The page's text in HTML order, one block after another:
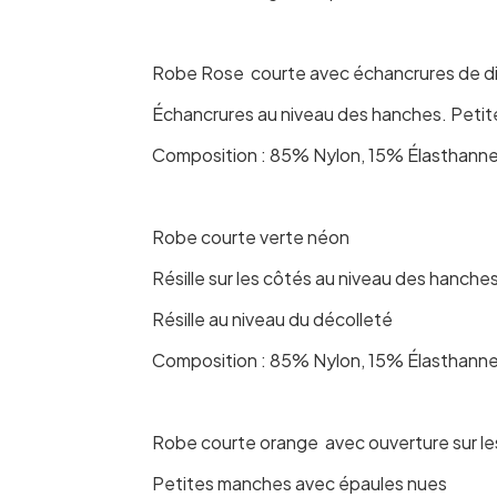
Robe Rose courte avec échancrures de
Échancrures au niveau des hanches.
Composition : 85% Nylon, 15%
Robe courte verte néon
Résille sur les côtés au niveau des
Résille au niveau du décolleté
Composition : 85% Nylon, 15%
Robe courte orange avec ouverture sur
Petites manches avec épaules nues